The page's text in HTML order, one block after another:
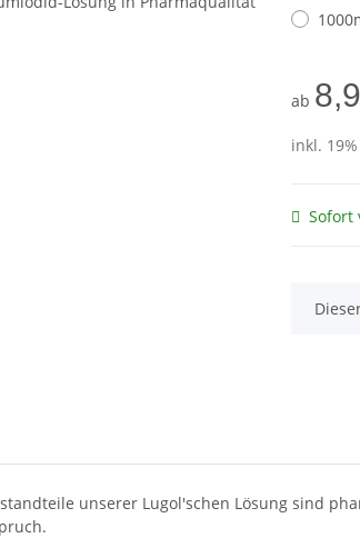
ab
inkl.
Sofort
x
unserer Lugol'schen Lösung sind